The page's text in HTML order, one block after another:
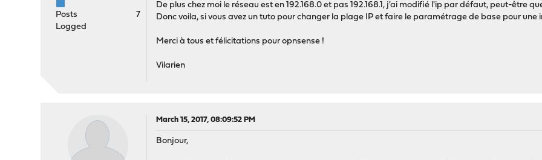
Posts
7
Logged
De plus chez moi le réseau est en 192.168.0 et pas 192.168.1, j'ai modifié l'ip par défaut, peut-être
Donc voila, si vous avez un tuto pour changer la plage IP et faire le paramétrage de base pour une
Merci à tous et félicitations pour opnsense !
Vilarien
March 15, 2017, 08:09:52 PM
Bonjour,